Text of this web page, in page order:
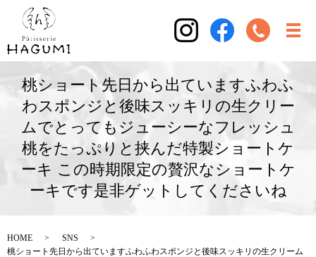
桃ショート先日から出ていますふわふ
わスポンジと後味スッキリの生クリー
ムでとってもジューシーなフレッシュ
桃をたっぷりと挟んだ特製ショートケ
ーキ この時期限定の贅沢なショートケ
ーキです是非ゲットしてくださいね
HOME
SNS
桃ショート先日から出ていますふわふわスポンジと後味スッキリの生クリーム